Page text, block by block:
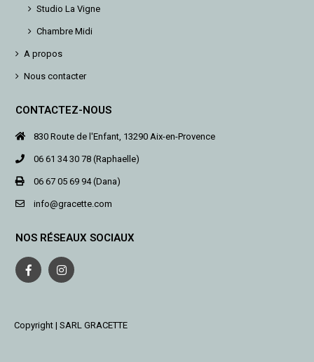
Studio La Vigne
Chambre Midi
A propos
Nous contacter
CONTACTEZ-NOUS
830 Route de l'Enfant, 13290 Aix-en-Provence
06 61 34 30 78 (Raphaelle)
06 67 05 69 94 (Dana)
info@gracette.com
NOS RÉSEAUX SOCIAUX
Copyright | SARL GRACETTE